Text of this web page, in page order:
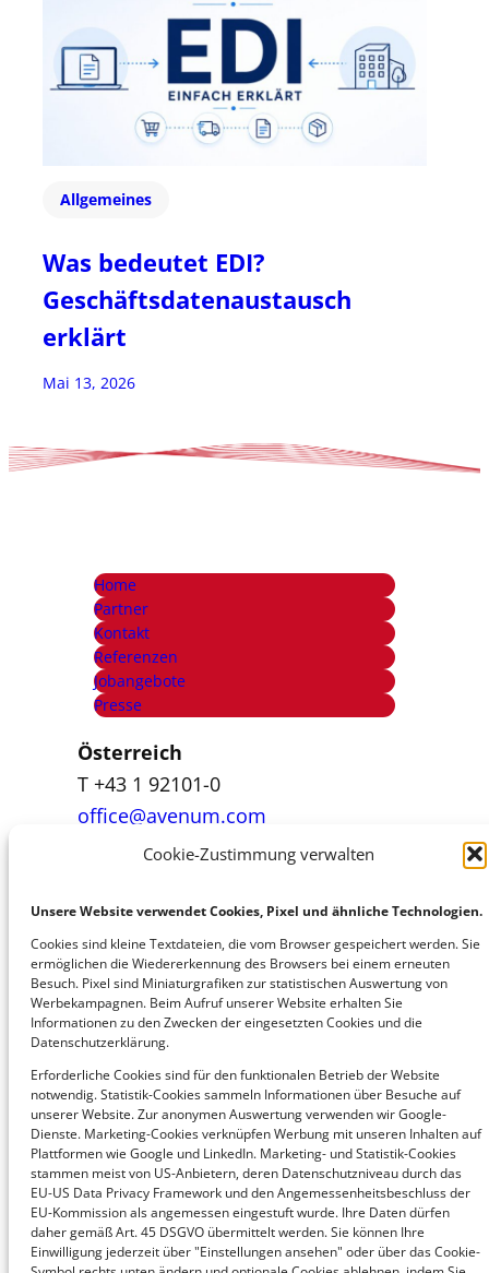
Cookie-Zustimmung verwalten
Unsere Website verwendet Cookies, Pixel und ähnliche Technologien.
Cookies sind kleine Textdateien, die vom Browser gespeichert werden. Sie
ermöglichen die Wiedererkennung des Browsers bei einem erneuten
Besuch. Pixel sind Miniaturgrafiken zur statistischen Auswertung von
Werbekampagnen. Beim Aufruf unserer Website erhalten Sie
Informationen zu den Zwecken der eingesetzten Cookies und die
Datenschutzerklärung.
Erforderliche Cookies sind für den funktionalen Betrieb der Website
notwendig. Statistik-Cookies sammeln Informationen über Besuche auf
unserer Website. Zur anonymen Auswertung verwenden wir Google-
Dienste. Marketing-Cookies verknüpfen Werbung mit unseren Inhalten auf
Plattformen wie Google und LinkedIn. Marketing- und Statistik-Cookies
stammen meist von US-Anbietern, deren Datenschutzniveau durch das
EU-US Data Privacy Framework und den Angemessenheitsbeschluss der
EU-Kommission als angemessen eingestuft wurde. Ihre Daten dürfen
daher gemäß Art. 45 DSGVO übermittelt werden. Sie können Ihre
Einwilligung jederzeit über "Einstellungen ansehen" oder über das Cookie-
Allgemeines
Was bedeutet EDI?
Geschäftsdatenaustausch
erklärt
Mai 13, 2026
Home
Partner
Kontakt
Referenzen
Jobangebote
Presse
Österreich
T +43 1 92101-0
office@avenum.com
T +39 392 84 99 460
office@avenum.com
Deutschland
T +49 6207 4284 010
office@avedium.com
Schweiz
T +43 1 92101-0
office@avenum.com